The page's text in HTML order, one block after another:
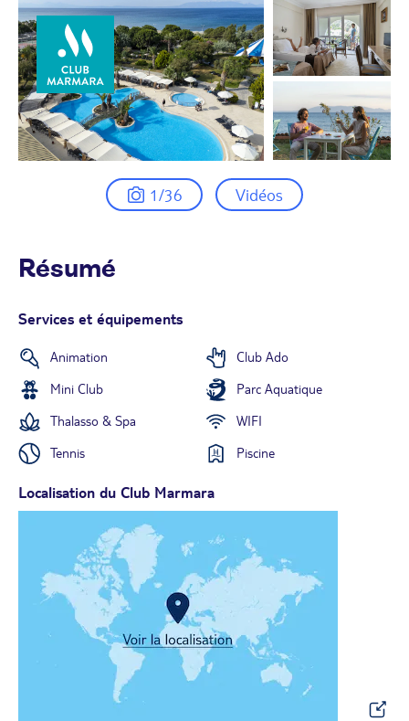
1/36 Vidéos
Résumé
Services et équipements
Animation
Club Ado
Mini Club
Parc Aquatique
Thalasso & Spa
WIFI
Tennis
Piscine
Localisation du Club Marmara